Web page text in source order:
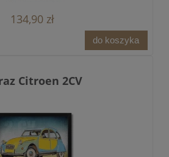
134,90 zł
do koszyka
Citroen 2CV